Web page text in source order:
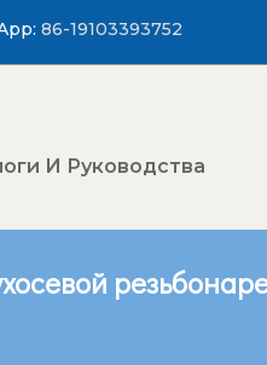
86-19103393752
И Руководства